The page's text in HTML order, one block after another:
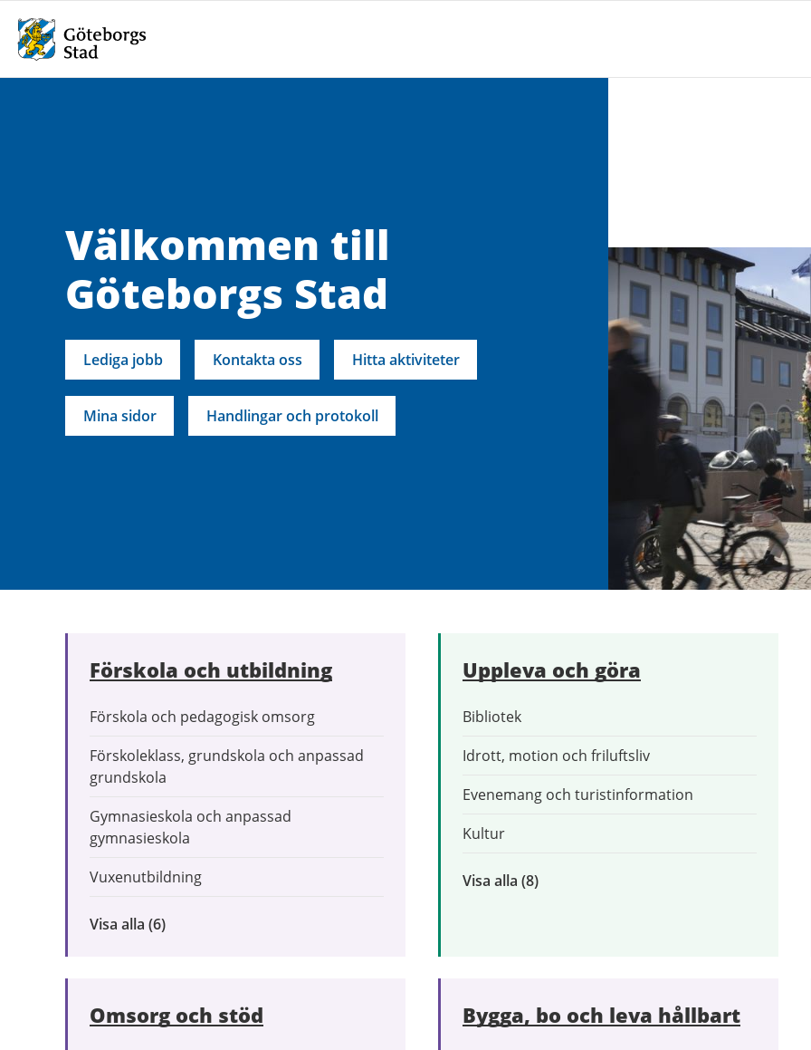
Välkommen till
Göteborgs Stad
Lediga jobb Kontakta oss Hitta aktiviteter
Mina sidor Handlingar och protokoll
Förskola och utbildning
Förskola och pedagogisk omsorg
Förskoleklass, grundskola och anpassad
grundskola
Gymnasieskola och anpassad
gymnasieskola
Vuxenutbildning
Visa alla inom
(6)
Uppleva och göra
Bibliotek
Idrott, motion och friluftsliv
Evenemang och turistinformation
Kultur
Visa alla inom
(8)
Omsorg och stöd Bygga, bo och leva hållbart